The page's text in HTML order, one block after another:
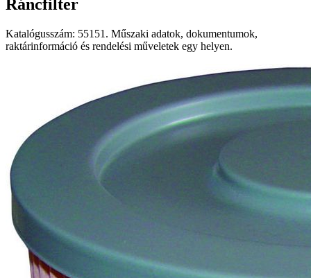
Ráncfilter
Katalógusszám: 55151. Műszaki adatok, dokumentumok,
raktárinformáció és rendelési műveletek egy helyen.